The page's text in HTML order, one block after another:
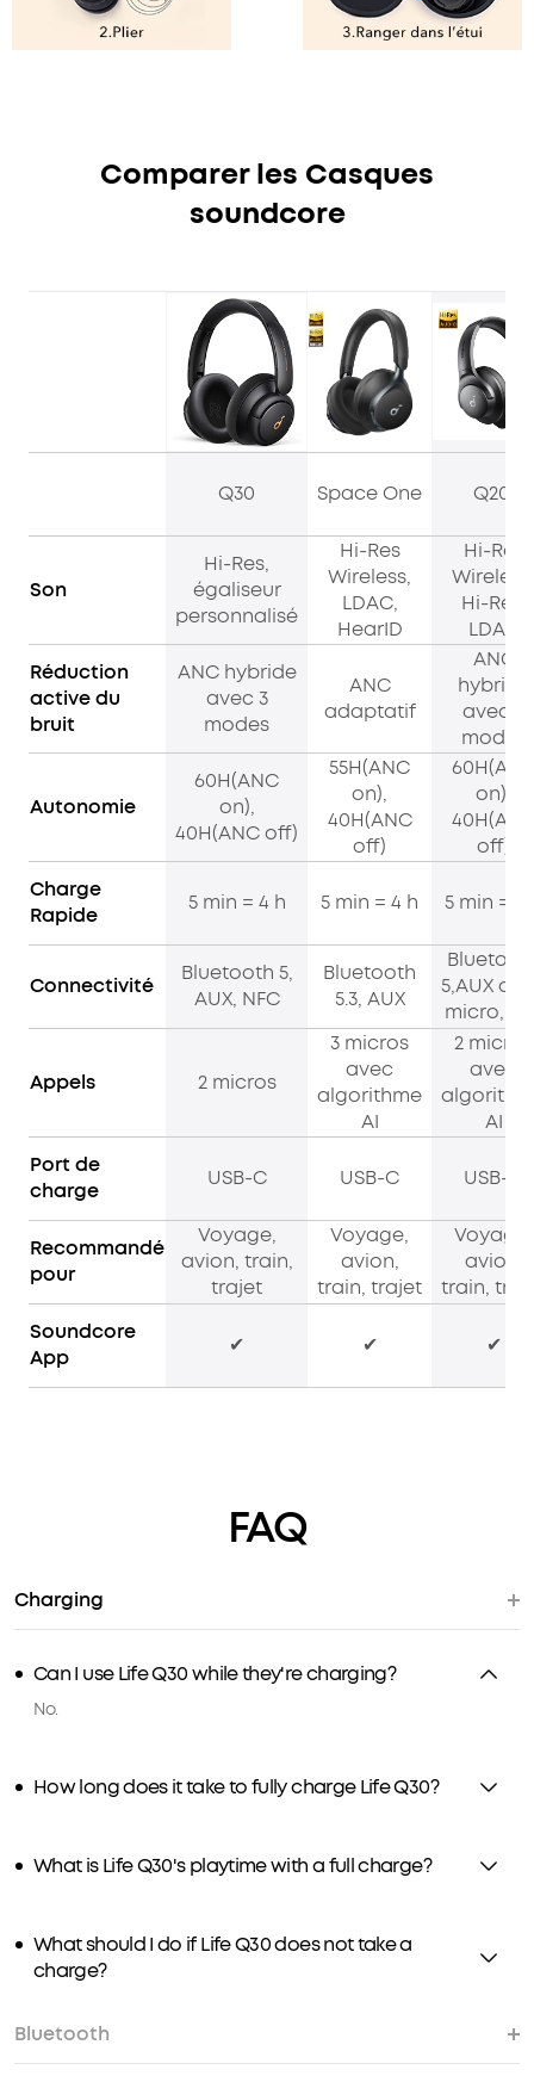
Comparer les Casques
soundcore
Q30 Space One Q20i
Son
Hi-Res,
égaliseur
personnalisé
Hi-Res
Wireless,
LDAC,
HearID
Hi-Res
Wireless,
Hi-Res,
LDAC
Réduction
active du
bruit
ANC hybride
avec 3
modes
ANC
adaptatif
ANC
hybride
avec 3
modes
Autonomie
60H(ANC
on),
40H(ANC off)
55H(ANC
on),
40H(ANC
off)
on),
off)
Charge
Rapide
5 min = 4 h 5 min = 4 h 5 min = 4
Connectivité
Bluetooth 5,
AUX, NFC
Bluetooth
5.3, AUX
5,AUX
Appels 2 micros
3 micros
avec
algorithme
AI
2 micros
avec
AI
Port de
charge
USB-C USB-C USB-C
Recommandé
pour
Voyage,
avion, train,
trajet
Voyage,
avion,
train, trajet
Voyage,
avion,
train,
Soundcore
App
✔ ✔ ✔
FAQ
Charging
Can I use Life Q30 while they're charging?
No.
How long does it take to fully charge Life Q30?
What is Life Q30's playtime with a full charge?
What should I do if Life Q30 does not take a
charge?
Bluetooth